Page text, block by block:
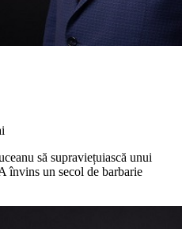
să supraviețuiască unui
învins un secol de barbarie